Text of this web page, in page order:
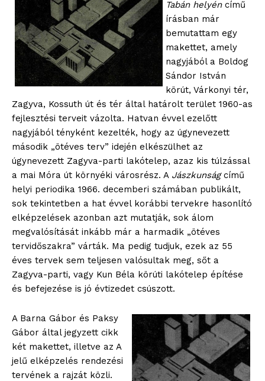
Tabán helyéncímű
írásban már
bemutattam egy
makettet, amely
nagyjából a Boldog
Sándor István
körút, Várkonyi tér,
Zagyva, Kossuth út és tér által határolt terület 1960-as
fejlesztési terveit vázolta. Hatvan évvel ezelőtt
nagyjából tényként kezelték, hogy az úgynevezett
második „ötéves terv” idején elkészülhet az
úgynevezett Zagyva-parti lakótelep, azaz kis túlzással
a mai Móra út környéki városrész. A Jászkunságcímű
helyi periodika 1966. decemberi számában publikált,
sok tekintetben a hat évvel korábbi tervekre hasonlító
elképzelések azonban azt mutatják, sok álom
megvalósítását inkább már a harmadik „ötéves
tervidőszakra” várták. Ma pedig tudjuk, ezek az 55
éves tervek sem teljesen valósultak meg, sőt a
Zagyva-parti, vagy Kun Béla körúti lakótelep építése
és befejezése is jó évtizedet csúszott.
A Barna Gábor és Paksy
Gábor által jegyzett cikk
két makettet, illetve az A
jelű elképzelés rendezési
tervének a rajzát közli.